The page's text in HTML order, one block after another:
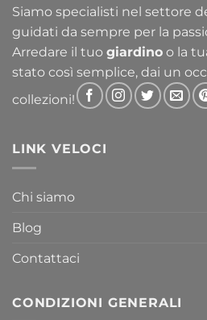
Siamo specialisti nel settore
guidati da sempre per la
Arredare il tuo giardino o la
stato così semplice, dai un
collezioni!
LINK VELOCI
Chi siamo
Blog
Contattaci
CONDIZIONI GENERALI